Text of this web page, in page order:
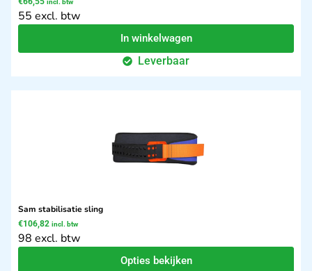
incl. btw
55 excl. btw
In winkelwagen
Leverbaar
Sam stabilisatie sling
€106,82 incl. btw
98 excl. btw
Opties bekijken